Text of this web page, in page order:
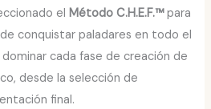
el Método C.H.E.F.™para
conquistar paladares en todo el
cada fase de creación de
desde la selección de
final.